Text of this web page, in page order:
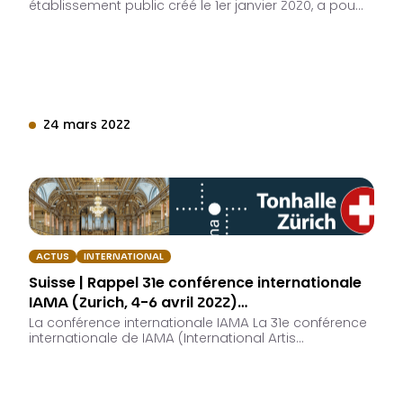
établissement public créé le 1er janvier 2020, a pou…
24 mars 2022
ACTUS INTERNATIONAL
Suisse | Rappel 31e conférence internationale
IAMA (Zurich, 4-6 avril 2022)…
La conférence internationale IAMA La 31e conférence
internationale de IAMA (International Artis…